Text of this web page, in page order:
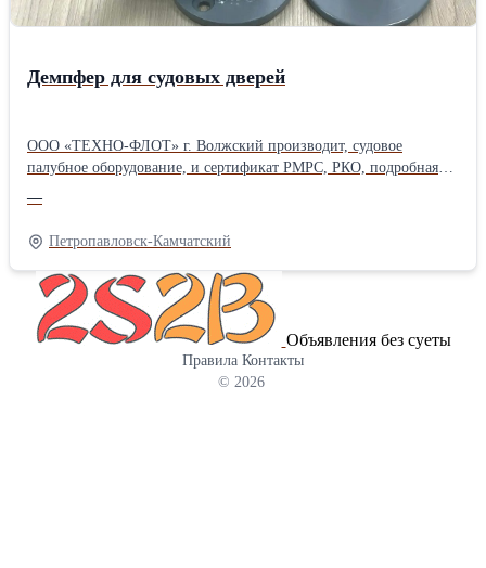
Демпфер для судовых дверей
ООО «ТЕХНО-ФЛОТ» г. Волжский производит, судовое
палубное оборудование, и сертификат РМРС, РКО, подробная
Представленный демпфер для судовых дверей, изготавливается в
соответствии со всеми техническими стандартами. (под заказ,
параметы, стоимость, количество и сроки изготовления
обсуждаются при заказе) доставка любой ТК в регионы.
—
Петропавловск-Камчатский
Объявления без суеты
Правила Контакты
© 2026